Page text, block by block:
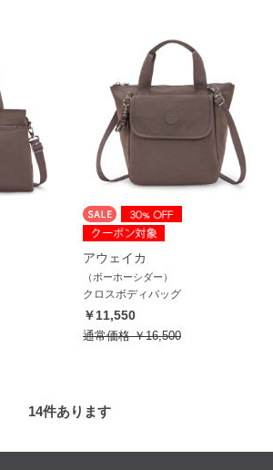
アウェイカ
（ボーホーシダー）
クロスボディバッグ
￥11,550
通常価格￥16,500
14件あります